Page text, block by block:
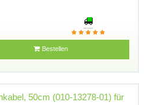
Bestellen
50cm (010-13278-01) für